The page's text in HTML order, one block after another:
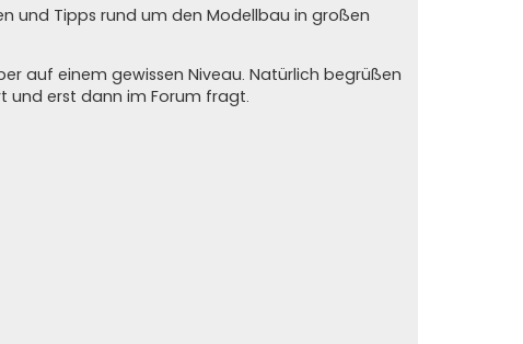
und Tipps rund um den Modellbau in großen
auf einem gewissen Niveau. Natürlich begrüßen
und erst dann im Forum fragt.